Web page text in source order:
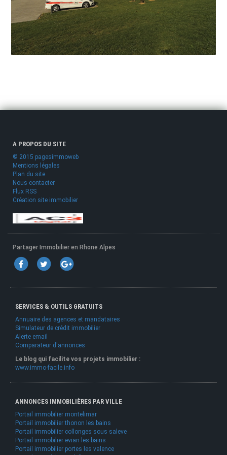
A PROPOS DU SITE
© 2015 pagesimmoweb
Mentions légales
Plan du site
Nous contacter
Flux RSS
Création site immobilier
Partager Immobilier en Rhone Alpes
SERVICES & OUTILS GRATUITS
Annuaire des agences et mandataires
Simulateur de crédit immobilier
Alerte email
Comparateur d'annonces
Le blog qui facilite vos projets immobilier :
www.immo-facile.info
ANNONCES IMMOBILIÈRES PAR VILLE
Portail immobilier montelimar
Portail immobilier thonon les bains
Portail immobilier collonges sous saleve
Portail immobilier evian les bains
Portail immobilier portes les valence